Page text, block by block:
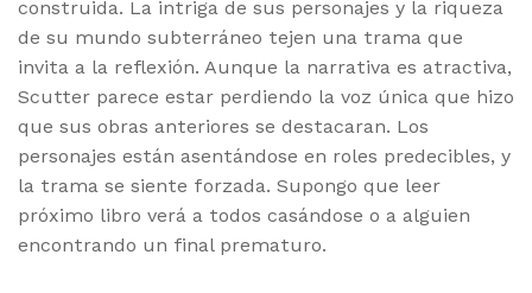
construida. La intriga de sus personajes y la riqueza
de su mundo subterráneo tejen una trama que
invita a la reflexión. Aunque la narrativa es atractiva,
Scutter parece estar perdiendo la voz única que hizo
que sus obras anteriores se destacaran. Los
personajes están asentándose en roles predecibles, y
la trama se siente forzada. Supongo que leer
próximo libro verá a todos casándose o a alguien
encontrando un final prematuro.